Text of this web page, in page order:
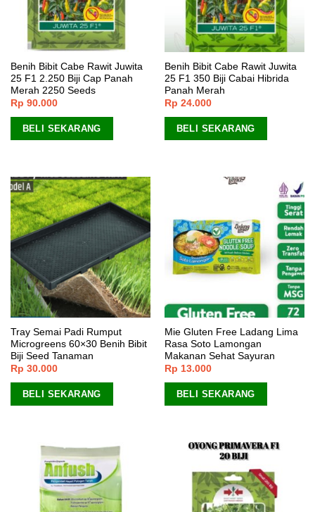
Benih Bibit Cabe Rawit Juwita
25 F1 2.250 Biji Cap Panah
Merah 2250 Seeds
Rp 90.000
BELI SEKARANG
Benih Bibit Cabe Rawit Juwita
25 F1 350 Biji Cabai Hibrida
Panah Merah
Rp 24.000
BELI SEKARANG
Tray Semai Padi Rumput
Microgreens 60×30 Benih Bibit
Biji Seed Tanaman
Rp 30.000
BELI SEKARANG
Mie Gluten Free Ladang Lima
Rasa Soto Lamongan
Makanan Sehat Sayuran
Rp 13.000
BELI SEKARANG